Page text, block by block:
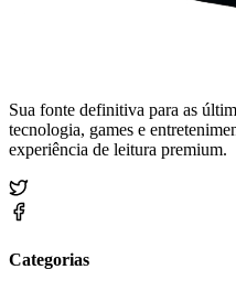
Sua fonte definitiva para as
tecnologia, games e
experiência de leitura premium.
Categorias